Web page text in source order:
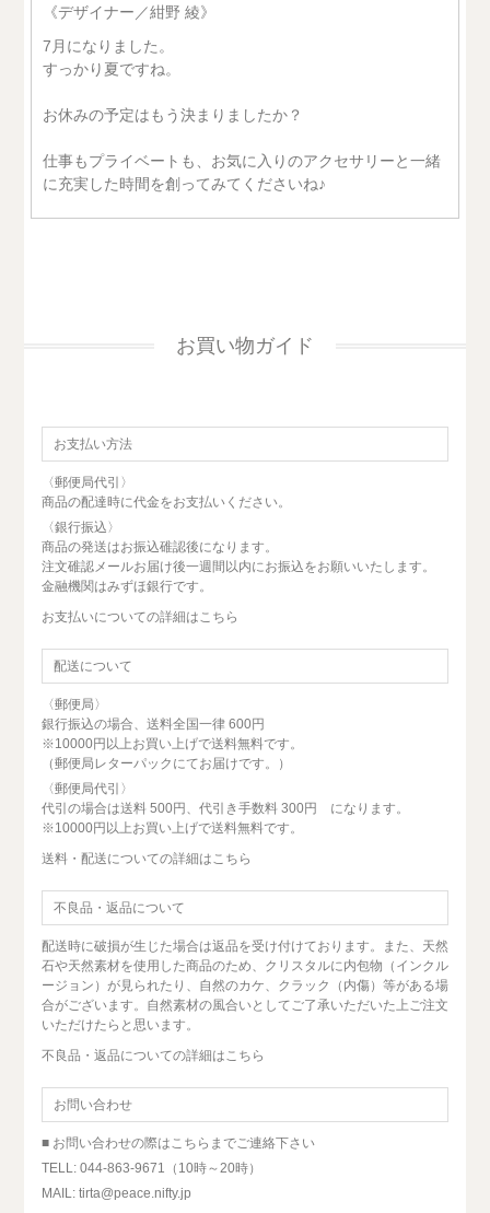
《デザイナー／紺野 綾》
7月になりました。
すっかり夏ですね。
お休みの予定はもう決まりましたか？
仕事もプライベートも、お気に入りのアクセサリーと一緒
に充実した時間を創ってみてくださいね♪
お買い物ガイド
お支払い方法
〈郵便局代引〉
商品の配達時に代金をお支払いください。
〈銀行振込〉
商品の発送はお振込碓認後になります。
注文碓認メールお届け後一週間以内にお振込をお願いいたします。
金融機関はみずほ銀行です。
お支払いについての詳細はこちら
配送について
〈郵便局〉
銀行振込の場合、送料全国一律 600円
※10000円以上お買い上げで送料無料です。
（郵便局レターパックにてお届けです。）
〈郵便局代引〉
代引の場合は送料 500円、代引き手数料 300円 になります。
※10000円以上お買い上げで送料無料です。
送料・配送についての詳細はこちら
不良品・返品について
配送時に破損が生じた場合は返品を受け付けております。また、天然
石や天然素材を使用した商品のため、クリスタルに内包物（インクル
ージョン）が見られたり、自然のカケ、クラック（内傷）等がある場
合がございます。自然素材の風合いとしてご了承いただいた上ご注文
いただけたらと思います。
不良品・返品についての詳細はこちら
お問い合わせ
■ お問い合わせの際はこちらまでご連絡下さい
TELL: 044-863-9671（10時～20時）
MAIL: tirta@peace.nifty.jp